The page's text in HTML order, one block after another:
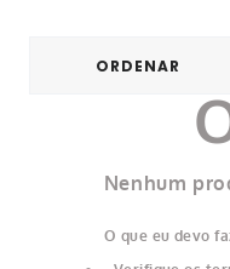
Nenhum
O que eu devo